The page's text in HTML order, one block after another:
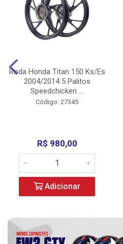
Roda Honda Titan 150 Ks/Es
2004/2014 5 Palitos
Speedchicken ...
Código: 27345
R$ 980,00
Adicionar